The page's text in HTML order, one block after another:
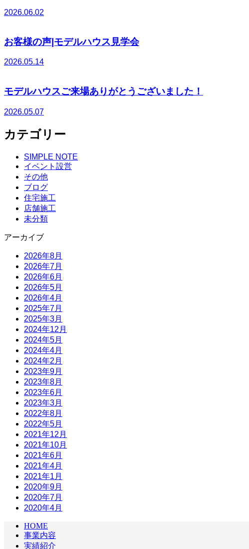
2026.06.02
お客様の声|モデルハウス見学会
2026.05.14
モデルハウスご来場ありがとうございました！
2026.05.07
カテゴリー
SIMPLE NOTE
イベント設営
その他
ブログ
住宅施工
店舗施工
未分類
アーカイブ
2026年8月
2026年7月
2026年6月
2026年5月
2026年4月
2025年7月
2025年3月
2024年12月
2024年5月
2024年4月
2024年2月
2023年9月
2023年8月
2023年6月
2023年3月
2022年8月
2022年5月
2021年12月
2021年10月
2021年6月
2021年4月
2021年1月
2020年9月
2020年7月
2020年4月
HOME
事業内容
実績紹介